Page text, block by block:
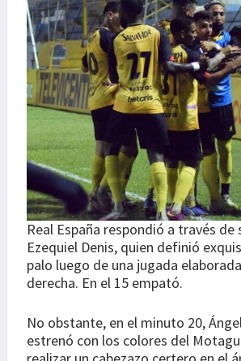
Real España respondió a través de
Ezequiel Denis, quien definió
palo luego de una jugada
derecha. En el 15 empató.
No obstante, en el minuto 20,
estrenó con los colores del